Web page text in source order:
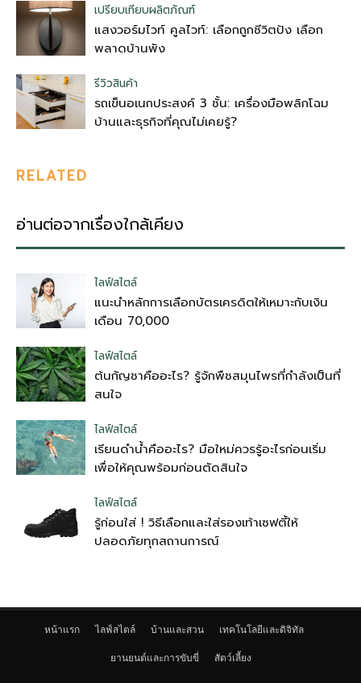
เปรียบเทียบผลิตภัณฑ์
แสงวอร์มไวท์ คูลไวท์: เลือกถูกชีวิตปัง เลือก
พลาดบ้านพัง
รีวิวสินค้า
รถเข็นอเนกประสงค์ 3 ชั้น: เครื่องมือพลิกโฉม
บ้านและธุรกิจที่คุณไม่เคยรู้?
RELATED
อ่านต่อจากเรื่องใกล้เคียง
ไลฟ์สไตล์
แนะนำหลักการเลือกบัตรเครดิตให้เหมาะกับเงิน
เดือน 70,000
ไลฟ์สไตล์
ต้นกัญชาคืออะไร? รู้จักพืชสมุนไพรที่กำลังเป็นที่
สนใจ
ไลฟ์สไตล์
เรียนดำน้ำคืออะไร? มือใหม่ควรรู้อะไรก่อนเริ่ม
เพื่อให้คุณพร้อมก่อนตัดสินใจ
ไลฟ์สไตล์
รู้ก่อนใส่ ! วิธีเลือกและใส่รองเท้าเซฟตี้ให้
ปลอดภัยทุกสถานการณ์
หน้าแรก ไลฟ์สไตล์ บ้านและสวน เทคโนโลยีและดิจิทัล
ยานยนต์และการขับขี่ สัตว์เลี้ยง